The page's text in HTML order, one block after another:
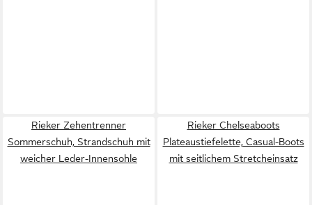
Rieker Zehentrenner
Sommerschuh, Strandschuh mit
weicher Leder-Innensohle
Rieker Chelseaboots
Plateaustiefelette, Casual-Boots
mit seitlichem Stretcheinsatz